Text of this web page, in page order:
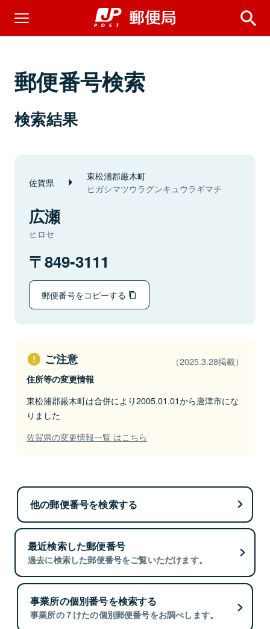
郵便番号検索
検索結果
佐賀県 東松浦郡厳木町
ヒガシマツウラグンキュウラギマチ
広瀬
ヒロセ
849-3111
郵便番号をコピーする
ご注意 （2025.3.28掲載）
住所等の変更情報
東松浦郡厳木町は合併により2005.01.01から唐津市にな
りました
佐賀県の変更情報一覧 はこちら
他の郵便番号を検索する
最近検索した郵便番号
過去に検索した郵便番号をご覧いただけます。
事業所の個別番号を検索する
事業所の７けたの個別郵便番号をお調べします。